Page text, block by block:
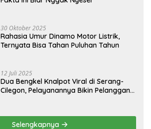
30 Oktober 2025
Rahasia Umur Dinamo Motor Listrik,
Ternyata Bisa Tahan Puluhan Tahun
12 Juli 2025
Dua Bengkel Knalpot Viral di Serang-
Cilegon, Pelayanannya Bikin Pelanggan
Selengkapnya